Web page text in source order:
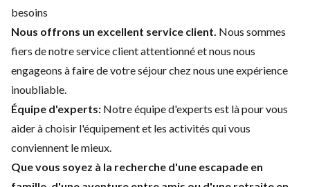
besoins
Nous offrons un excellent service client. Nous sommes
fiers de notre service client attentionné et nous nous
engageons à faire de votre séjour chez nous une expérience
inoubliable.
Équipe d'experts: Notre équipe d'experts est là pour vous
aider à choisir l'équipement et les activités qui vous
conviennent le mieux.
Que vous soyez à la recherche d'une escapade en